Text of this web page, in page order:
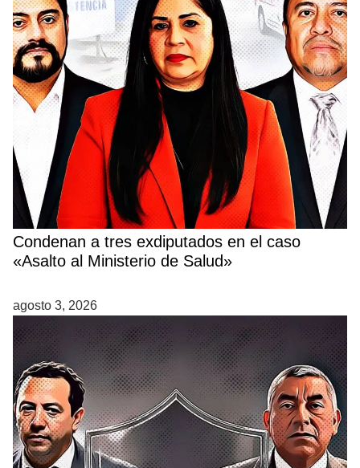
Condenan a tres exdiputados en el caso
«Asalto al Ministerio de Salud»
agosto 3, 2026